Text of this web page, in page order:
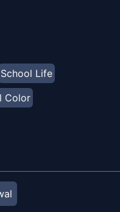
Sekolah Wanita
menjadi satu-
tersebut. Mungkin di
tetapi pada
tak terbayangkan
School Life
Color